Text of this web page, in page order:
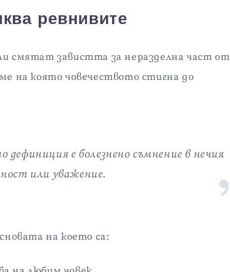
ревнивите
смятат завистта за неразделна част от
на която човечеството стигна до
дефиниция е болезнено съмнение в нечия
или уважение.
на което са: